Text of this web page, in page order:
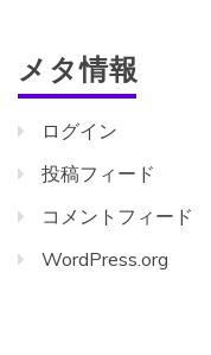
メタ情報
ログイン
投稿フィード
コメントフィード
WordPress.org